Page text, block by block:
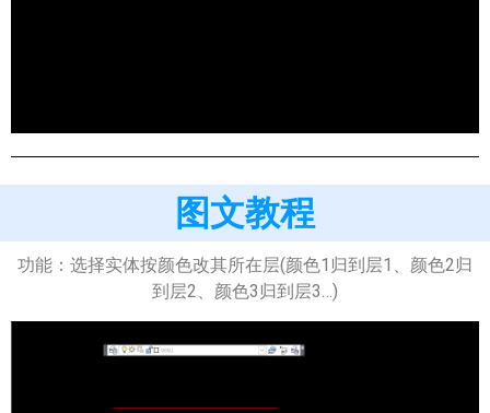
图文教程
功能：选择实体按颜色改其所在层(颜色1归到层1、颜色2归
到层2、颜色3归到层3…)